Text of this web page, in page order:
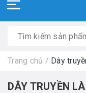
Trang chủ / Dây
DÂY TRUYỀN